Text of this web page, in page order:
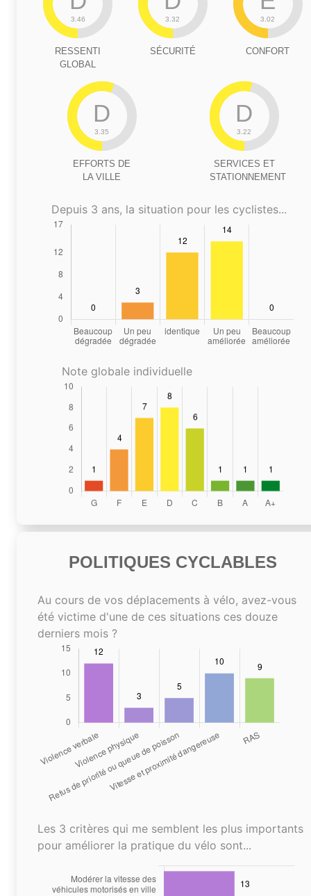
3.46
RESSENTI
GLOBAL
3.32
SÉCURITÉ
3.02
CONFORT
D
3.35
EFFORTS DE
LA VILLE
D
3.22
SERVICES ET
STATIONNEMENT
Depuis 3 ans, la situation pour les cyclistes...
Note globale individuelle
POLITIQUES CYCLABLES
Au cours de vos déplacements à vélo, avez-vous
été victime d'une de ces situations ces douze
derniers mois ?
Les 3 critères qui me semblent les plus importants
pour améliorer la pratique du vélo sont...